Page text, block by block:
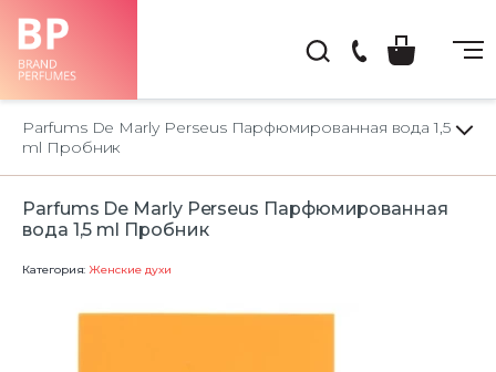
22
Parfums De Marly Perseus Парфюмированная вода 1,5
ml Пробник
Parfums De Marly Perseus Парфюмированная
вода 1,5 ml Пробник
Категория: Женские духи